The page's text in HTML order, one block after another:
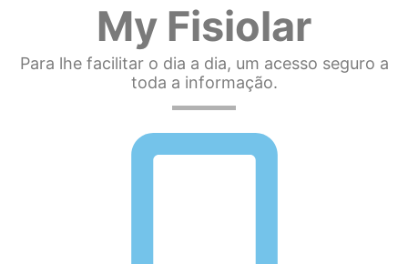
My Fisiolar
Para lhe facilitar o dia a dia, um acesso seguro a
toda a informação.